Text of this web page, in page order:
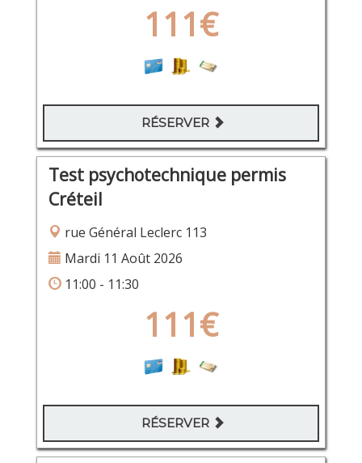
111€
RÉSERVER
Test psychotechnique permis
Créteil
rue Général Leclerc 113
Mardi 11 Août 2026
11:00 - 11:30
111€
RÉSERVER